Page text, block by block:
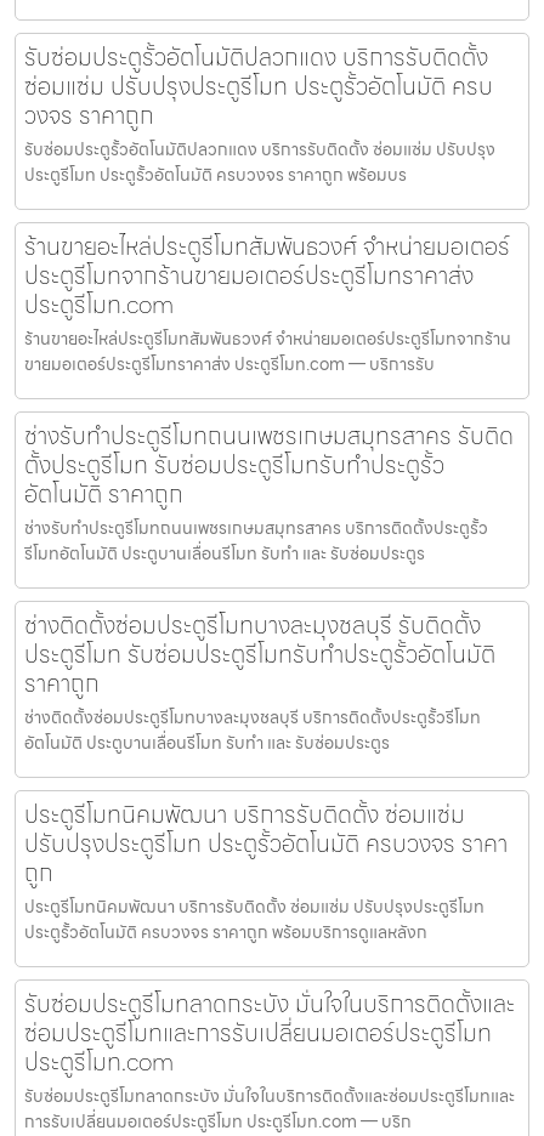
รับซ่อมประตูรั้วอัตโนมัติปลวกแดง บริการรับติดตั้ง
ซ่อมแซ่ม ปรับปรุงประตูรีโมท ประตูรั้วอัตโนมัติ ครบ
วงจร ราคาถูก
รับซ่อมประตูรั้วอัตโนมัติปลวกแดง บริการรับติดตั้ง ซ่อมแซ่ม ปรับปรุง
ประตูรีโมท ประตูรั้วอัตโนมัติ ครบวงจร ราคาถูก พร้อมบร
ร้านขายอะไหล่ประตูรีโมทสัมพันธวงศ์ จำหน่ายมอเตอร์
ประตูรีโมทจากร้านขายมอเตอร์ประตูรีโมทราคาส่ง
ประตูรีโมท.com
ร้านขายอะไหล่ประตูรีโมทสัมพันธวงศ์ จำหน่ายมอเตอร์ประตูรีโมทจากร้าน
ขายมอเตอร์ประตูรีโมทราคาส่ง ประตูรีโมท.com — บริการรับ
ช่างรับทำประตูรีโมทถนนเพชรเกษมสมุทรสาคร รับติด
ตั้งประตูรีโมท รับซ่อมประตูรีโมทรับทำประตูรั้ว
อัตโนมัติ ราคาถูก
ช่างรับทำประตูรีโมทถนนเพชรเกษมสมุทรสาคร บริการติดตั้งประตูรั้ว
รีโมทอัตโนมัติ ประตูบานเลื่อนรีโมท รับทำ และ รับซ่อมประตูร
ช่างติดตั้งซ่อมประตูรีโมทบางละมุงชลบุรี รับติดตั้ง
ประตูรีโมท รับซ่อมประตูรีโมทรับทำประตูรั้วอัตโนมัติ
ราคาถูก
ช่างติดตั้งซ่อมประตูรีโมทบางละมุงชลบุรี บริการติดตั้งประตูรั้วรีโมท
อัตโนมัติ ประตูบานเลื่อนรีโมท รับทำ และ รับซ่อมประตูร
ประตูรีโมทนิคมพัฒนา บริการรับติดตั้ง ซ่อมแซ่ม
ปรับปรุงประตูรีโมท ประตูรั้วอัตโนมัติ ครบวงจร ราคา
ถูก
ประตูรีโมทนิคมพัฒนา บริการรับติดตั้ง ซ่อมแซ่ม ปรับปรุงประตูรีโมท
ประตูรั้วอัตโนมัติ ครบวงจร ราคาถูก พร้อมบริการดูแลหลังก
รับซ่อมประตูรีโมทลาดกระบัง มั่นใจในบริการติดตั้งและ
ซ่อมประตูรีโมทและการรับเปลี่ยนมอเตอร์ประตูรีโมท
ประตูรีโมท.com
รับซ่อมประตูรีโมทลาดกระบัง มั่นใจในบริการติดตั้งและซ่อมประตูรีโมทและ
การรับเปลี่ยนมอเตอร์ประตูรีโมท ประตูรีโมท.com — บริก